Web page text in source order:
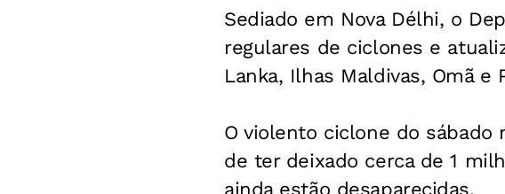
Sediado em Nova Délhi, o
regulares de ciclones e
Lanka, Ilhas Maldivas, Omã
O violento ciclone do sábado
de ter deixado cerca de 1
ainda estão desaparecidas.